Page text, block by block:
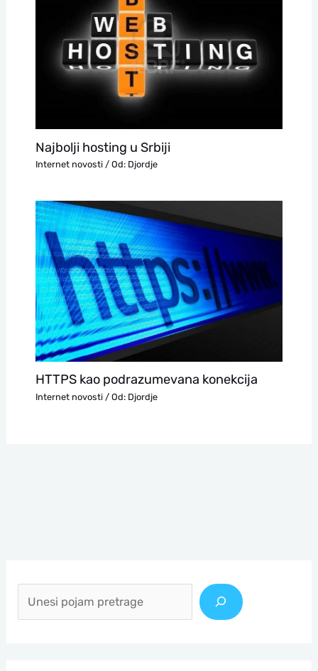
Najbolji hosting u Srbiji
Internet novosti/ Od: Djordje
HTTPS kao podrazumevana konekcija
Internet novosti/ Od: Djordje
е